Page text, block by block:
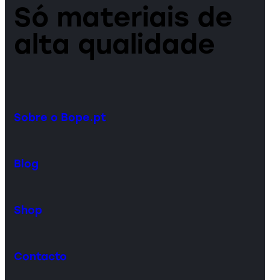
Só materiais de
alta qualidade
Sobre o Bope.pt
Blog
Shop
Contacto